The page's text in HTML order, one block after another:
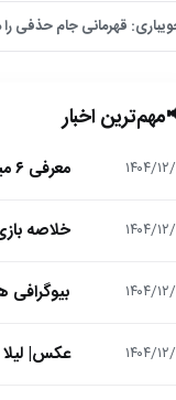
قهرمانی جام حذفی
مهم‌ترین اخبار
۱۲/۲۵ معرفی ۶ مینی سریال ۲۰۲۵ که نباید از دست بدهید!
۱۲/۲۴ خلاصه بازی لیورپول 1 –
۱۲/۲۴
۱۲/۲۴ عکس|